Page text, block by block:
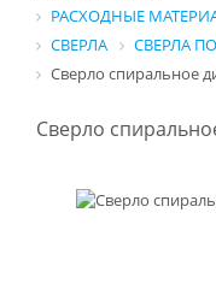
РАСХОДНЫЕ
СВЕРЛА
СВЕРЛА
Сверло спиральное
Сверло